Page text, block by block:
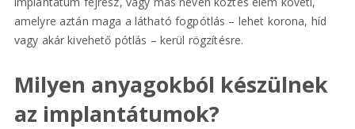
amelyre aztán maga a látható fogpótlás – lehet korona, híd
vagy akár kivehető pótlás – kerül rögzítésre.
Milyen anyagokból készülnek
az implantátumok?